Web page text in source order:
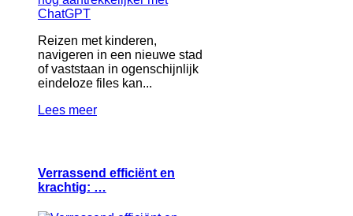
Reizen met kinderen,
navigeren in een nieuwe stad
of vaststaan in ogenschijnlijk
eindeloze files kan...
Lees meer
Verrassend efficiënt en
krachtig: …